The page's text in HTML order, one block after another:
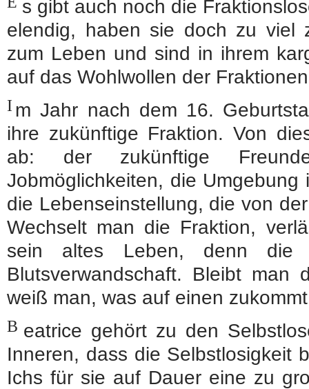
s gibt auch noch die
elendig, haben sie doch zu viel
zum Leben und sind in ihrem
auf das Wohlwollen der
I m Jahr nach dem 16.
ihre zukünftige Fraktion. Von
ab: der zukünftige
Jobmöglichkeiten, die
die Lebenseinstellung, die von
Wechselt man die Fraktion,
sein altes Leben, denn die
Blutsverwandschaft. Bleibt man
weiß man, was auf einen
B eatrice gehört zu den
Inneren, dass die Selbstlosigkeit
Ichs für sie auf Dauer eine zu